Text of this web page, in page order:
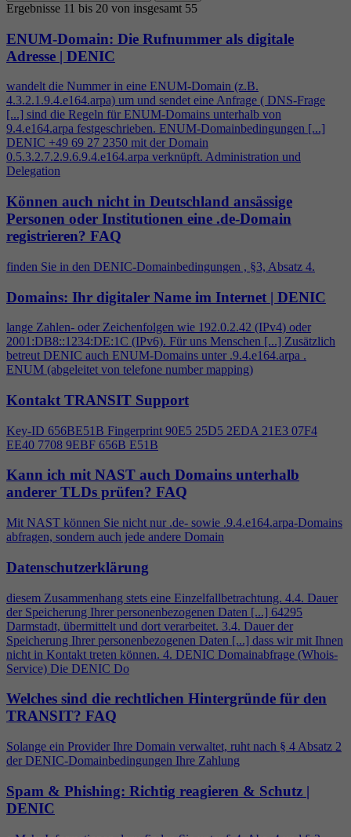
Ergebnisse 11 bis 20 von insgesamt 55
ENUM-Domain: Die Rufnummer als digitale
Adresse | DENIC
wandelt die Nummer in eine ENUM-Domain (z.B.
4.3.2.1.9.4.e164.arpa) um und sendet eine Anfrage ( DNS-Frage
[...] sind die Regeln für ENUM-Domains unterhalb von
9.4.e164.arpa festgeschrieben. ENUM-Domainbedingungen [...]
DENIC +49 69 27 2350 mit der Domain
0.5.3.2.7.2.9.6.9.4.e164.arpa verknüpft. Administration und
Delegation
Können auch nicht in Deutschland ansässige
Personen oder Institutionen eine .de-Domain
registrieren? FAQ
finden Sie in den DENIC-Domainbedingungen , §3, Absatz 4.
Domains: Ihr digitaler Name im Internet | DENIC
lange Zahlen- oder Zeichenfolgen wie 192.0.2.42 (IPv4) oder
2001:DB8::1234:DE:1C (IPv6). Für uns Menschen [...] Zusätzlich
betreut DENIC auch ENUM-Domains unter .9.4.e164.arpa .
ENUM (abgeleitet von telefone number mapping)
Kontakt TRANSIT Support
Key-ID 656BE51B Fingerprint 90E5 25D5 2EDA 21E3 07F4
EE40 7708 9EBF 656B E51B
Kann ich mit NAST auch Domains unterhalb
anderer TLDs prüfen? FAQ
Mit NAST können Sie nicht nur .de- sowie .9.4.e164.arpa-Domains
abfragen, sondern auch jede andere Domain
Datenschutzerklärung
diesem Zusammenhang stets eine Einzelfallbetrachtung. 4.4. Dauer
der Speicherung Ihrer personenbezogenen Daten [...] 64295
Darmstadt, übermittelt und dort verarbeitet. 3.4. Dauer der
Speicherung Ihrer personenbezogenen Daten [...] dass wir mit Ihnen
nicht in Kontakt treten können. 4. DENIC Domainabfrage (Whois-
Service) Die DENIC Do
Welches sind die rechtlichen Hintergründe für den
TRANSIT? FAQ
Solange ein Provider Ihre Domain verwaltet, ruht nach § 4 Absatz 2
der DENIC-Domainbedingungen Ihre Zahlung
Spam & Phishing: Richtig reagieren & Schutz |
DENIC